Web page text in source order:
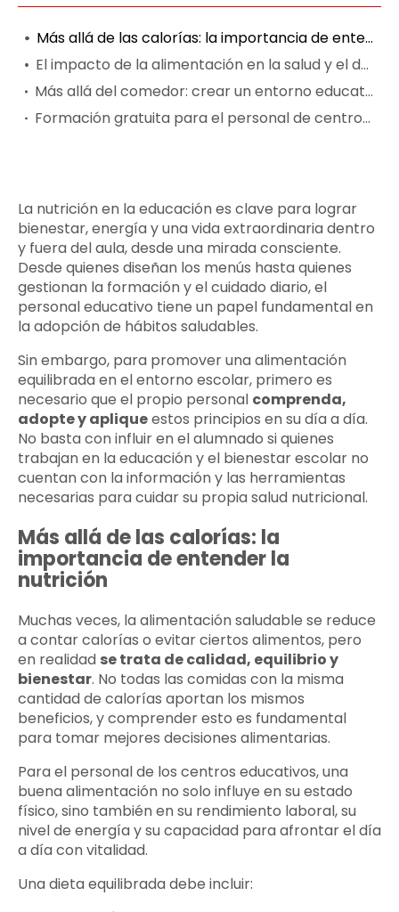
Más allá de las calorías: la importancia de entender la nutrición
El impacto de la alimentación en la salud y el desempeño laboral
Más allá del comedor: crear un entorno educativo saludable para todas las personas
Formación gratuita para el personal de centros educativos: «Hábitos Saludables de Nutrición y Dietética»
La nutrición en la educación es clave para lograr
bienestar, energía y una vida extraordinaria dentro
y fuera del aula, desde una mirada consciente.
Desde quienes diseñan los menús hasta quienes
gestionan la formación y el cuidado diario, el
personal educativo tiene un papel fundamental en
la adopción de hábitos saludables.
Sin embargo, para promover una alimentación
equilibrada en el entorno escolar, primero es
necesario que el propio personal comprenda,
adopte y apliqueestos principios en su día a día.
No basta con influir en el alumnado si quienes
trabajan en la educación y el bienestar escolar no
cuentan con la información y las herramientas
necesarias para cuidar su propia salud nutricional.
Más allá de las calorías: la
importancia de entender la
nutrición
Muchas veces, la alimentación saludable se reduce
a contar calorías o evitar ciertos alimentos, pero
en realidad se trata de calidad, equilibrio y
bienestar. No todas las comidas con la misma
cantidad de calorías aportan los mismos
beneficios, y comprender esto es fundamental
para tomar mejores decisiones alimentarias.
Para el personal de los centros educativos, una
buena alimentación no solo influye en su estado
físico, sino también en su rendimiento laboral, su
nivel de energía y su capacidad para afrontar el día
a día con vitalidad.
Una dieta equilibrada debe incluir: